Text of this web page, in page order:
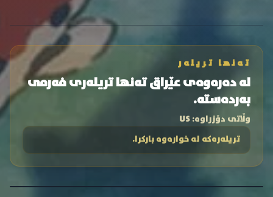
تەنها تریلەر
لە دەرەوەی عێراق تەنها تریلەری فەرمی
بەردەستە.
وڵاتی دۆزراوە:US
تریلەرەکە لە خوارەوە بارکرا.